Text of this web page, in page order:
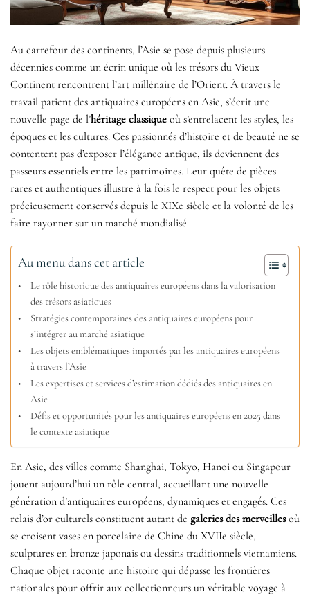
Au carrefour des continents, l’Asie se pose depuis plusieurs
décennies comme un écrin unique où les trésors du Vieux
Continent rencontrent l’art millénaire de l’Orient. À travers le
travail patient des antiquaires européens en Asie, s’écrit une
nouvelle page de l’héritage classique où s’entrelacent les styles, les
époques et les cultures. Ces passionnés d’histoire et de beauté ne se
contentent pas d’exposer l’élégance antique, ils deviennent des
passeurs essentiels entre les patrimoines. Leur quête de pièces
rares et authentiques illustre à la fois le respect pour les objets
précieusement conservés depuis le XIXe siècle et la volonté de les
faire rayonner sur un marché mondialisé.
Au menu dans cet article
Le rôle historique des antiquaires européens dans la valorisation
des trésors asiatiques
Stratégies contemporaines des antiquaires européens pour
s’intégrer au marché asiatique
Les objets emblématiques importés par les antiquaires européens
à travers l’Asie
Les expertises et services d’estimation dédiés des antiquaires en
Asie
Défis et opportunités pour les antiquaires européens en 2025 dans
le contexte asiatique
En Asie, des villes comme Shanghai, Tokyo, Hanoi ou Singapour
jouent aujourd’hui un rôle central, accueillant une nouvelle
génération d’antiquaires européens, dynamiques et engagés. Ces
relais d’or culturels constituent autant de galeries des merveillesoù
se croisent vases en porcelaine de Chine du XVIIe siècle,
sculptures en bronze japonais ou dessins traditionnels vietnamiens.
Chaque objet raconte une histoire qui dépasse les frontières
nationales pour offrir aux collectionneurs un véritable voyage à